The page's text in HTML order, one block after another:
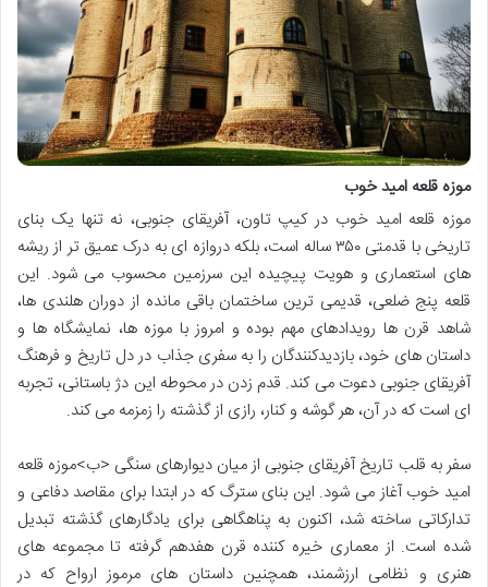
موزه قلعه امید خوب
موزه قلعه امید خوب در کیپ تاون، آفریقای جنوبی، نه تنها یک بنای
تاریخی با قدمتی ۳۵۰ ساله است، بلکه دروازه ای به درک عمیق تر از ریشه
های استعماری و هویت پیچیده این سرزمین محسوب می شود. این
قلعه پنج ضلعی، قدیمی ترین ساختمان باقی مانده از دوران هلندی ها،
شاهد قرن ها رویدادهای مهم بوده و امروز با موزه ها، نمایشگاه ها و
داستان های خود، بازدیدکنندگان را به سفری جذاب در دل تاریخ و فرهنگ
آفریقای جنوبی دعوت می کند. قدم زدن در محوطه این دژ باستانی، تجربه
ای است که در آن، هر گوشه و کنار، رازی از گذشته را زمزمه می کند.
سفر به قلب تاریخ آفریقای جنوبی از میان دیوارهای سنگی <ب>موزه قلعه
امید خوب آغاز می شود. این بنای سترگ که در ابتدا برای مقاصد دفاعی و
تدارکاتی ساخته شد، اکنون به پناهگاهی برای یادگارهای گذشته تبدیل
شده است. از معماری خیره کننده قرن هفدهم گرفته تا مجموعه های
هنری و نظامی ارزشمند، همچنین داستان های مرموز ارواح که در